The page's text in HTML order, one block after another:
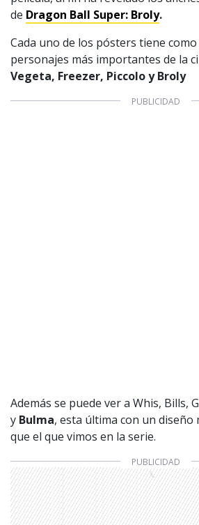
de Dragon Ball Super: Broly.
Cada uno de los pósters tiene
personajes más importantes de la
Vegeta, Freezer, Piccolo y Broly
Además se puede ver a Whis, Bills,
y Bulma, esta última con un diseño
que el que vimos en la serie.